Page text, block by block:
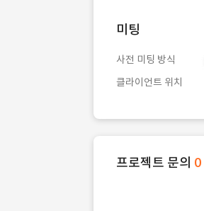
미팅
사전 미팅 방식
클라이언트 위치
프로젝트 문의 0